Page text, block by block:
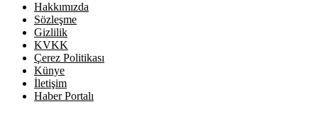
Hakkımızda
Sözleşme
Gizlilik
KVKK
Çerez Politikası
Künye
İletişim
Haber Portalı